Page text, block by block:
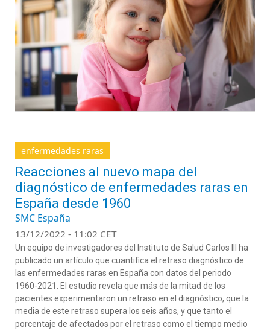
enfermedades raras
Reacciones al nuevo mapa del
diagnóstico de enfermedades raras en
España desde 1960
SMC España
13/12/2022 - 11:02 CET
Un equipo de investigadores del Instituto de Salud Carlos III ha
publicado un artículo que cuantifica el retraso diagnóstico de
las enfermedades raras en España con datos del periodo
1960-2021. El estudio revela que más de la mitad de los
pacientes experimentaron un retraso en el diagnóstico, que la
media de este retraso supera los seis años, y que tanto el
porcentaje de afectados por el retraso como el tiempo medio